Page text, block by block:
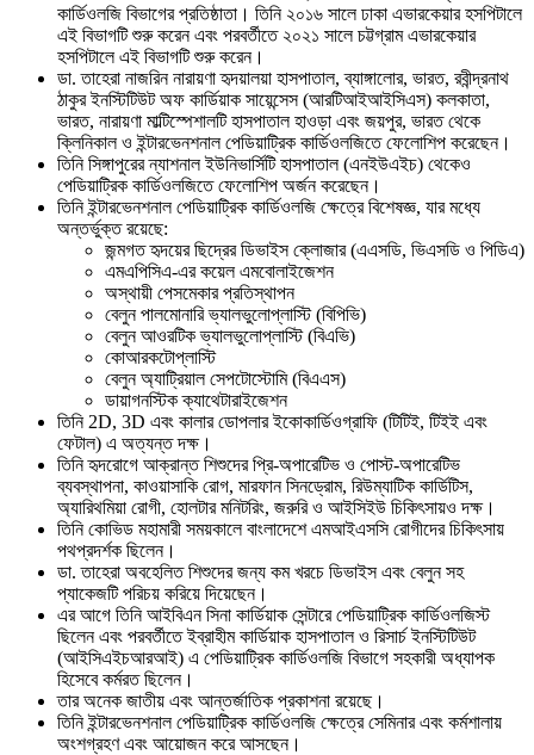
কার্ডিওলজি বিভাগের প্রতিষ্ঠাতা। তিনি ২০১৬ সালে ঢাকা এভারকেয়ার হসপিটালে
এই বিভাগটি শুরু করেন এবং পরবর্তীতে ২০২১ সালে চট্টগ্রাম এভারকেয়ার
হসপিটালে এই বিভাগটি শুরু করেন।
ডা. তাহেরা নাজরিন নারায়ণা হৃদয়ালয়া হাসপাতাল, ব্যাঙ্গালোর, ভারত, রবীন্দ্রনাথ
ঠাকুর ইনস্টিটিউট অফ কার্ডিয়াক সায়েন্সেস (আরটিআইআইসিএস) কলকাতা,
ভারত, নারায়ণা মাল্টিস্পেশালটি হাসপাতাল হাওড়া এবং জয়পুর, ভারত থেকে
ক্লিনিকাল ও ইন্টারভেনশনাল পেডিয়াট্রিক কার্ডিওলজিতে ফেলোশিপ করেছেন।
তিনি সিঙ্গাপুরের ন্যাশনাল ইউনিভার্সিটি হাসপাতাল (এনইউএইচ) থেকেও
পেডিয়াট্রিক কার্ডিওলজিতে ফেলোশিপ অর্জন করেছেন।
তিনি ইন্টারভেনশনাল পেডিয়াট্রিক কার্ডিওলজি ক্ষেত্রে বিশেষজ্ঞ, যার মধ্যে
অন্তর্ভুক্ত রয়েছে:
জন্মগত হৃদয়ের ছিদ্রের ডিভাইস ক্লোজার (এএসডি, ভিএসডি ও পিডিএ)
এমএপিসিএ-এর কয়েল এমবোলাইজেশন
অস্থায়ী পেসমেকার প্রতিস্থাপন
বেলুন পালমোনারি ভ্যালভুলোপ্লাস্টি (বিপিভি)
বেলুন আওরটিক ভ্যালভুলোপ্লাস্টি (বিএভি)
কোআরকটোপ্লাস্টি
বেলুন অ্যাট্রিয়াল সেপটোস্টোমি (বিএএস)
ডায়াগনস্টিক ক্যাথেটারাইজেশন
তিনি 2D, 3D এবং কালার ডোপলার ইকোকার্ডিওগ্রাফি (টিটিই, টিইই এবং
ফেটাল) এ অত্যন্ত দক্ষ।
তিনি হৃদরোগে আক্রান্ত শিশুদের প্রি-অপারেটিভ ও পোস্ট-অপারেটিভ
ব্যবস্থাপনা, কাওয়াসাকি রোগ, মারফান সিনড্রোম, রিউম্যাটিক কার্ডিটিস,
অ্যারিথমিয়া রোগী, হোলটার মনিটরিং, জরুরি ও আইসিইউ চিকিৎসায়ও দক্ষ।
তিনি কোভিড মহামারী সময়কালে বাংলাদেশে এমআইএসসি রোগীদের চিকিৎসায়
পথপ্রদর্শক ছিলেন।
ডা. তাহেরা অবহেলিত শিশুদের জন্য কম খরচে ডিভাইস এবং বেলুন সহ
প্যাকেজটি পরিচয় করিয়ে দিয়েছেন।
এর আগে তিনি আইবিএন সিনা কার্ডিয়াক সেন্টারে পেডিয়াট্রিক কার্ডিওলজিস্ট
ছিলেন এবং পরবর্তীতে ইব্রাহীম কার্ডিয়াক হাসপাতাল ও রিসার্চ ইনস্টিটিউট
(আইসিএইচআরআই) এ পেডিয়াট্রিক কার্ডিওলজি বিভাগে সহকারী অধ্যাপক
হিসেবে কর্মরত ছিলেন।
তার অনেক জাতীয় এবং আন্তর্জাতিক প্রকাশনা রয়েছে।
তিনি ইন্টারভেনশনাল পেডিয়াট্রিক কার্ডিওলজি ক্ষেত্রে সেমিনার এবং কর্মশালায়
অংশগ্রহণ এবং আয়োজন করে আসছেন।